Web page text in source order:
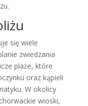
się wiele
zwiedzania
plaże, które
oraz kąpieli
W okolicy
wioski,